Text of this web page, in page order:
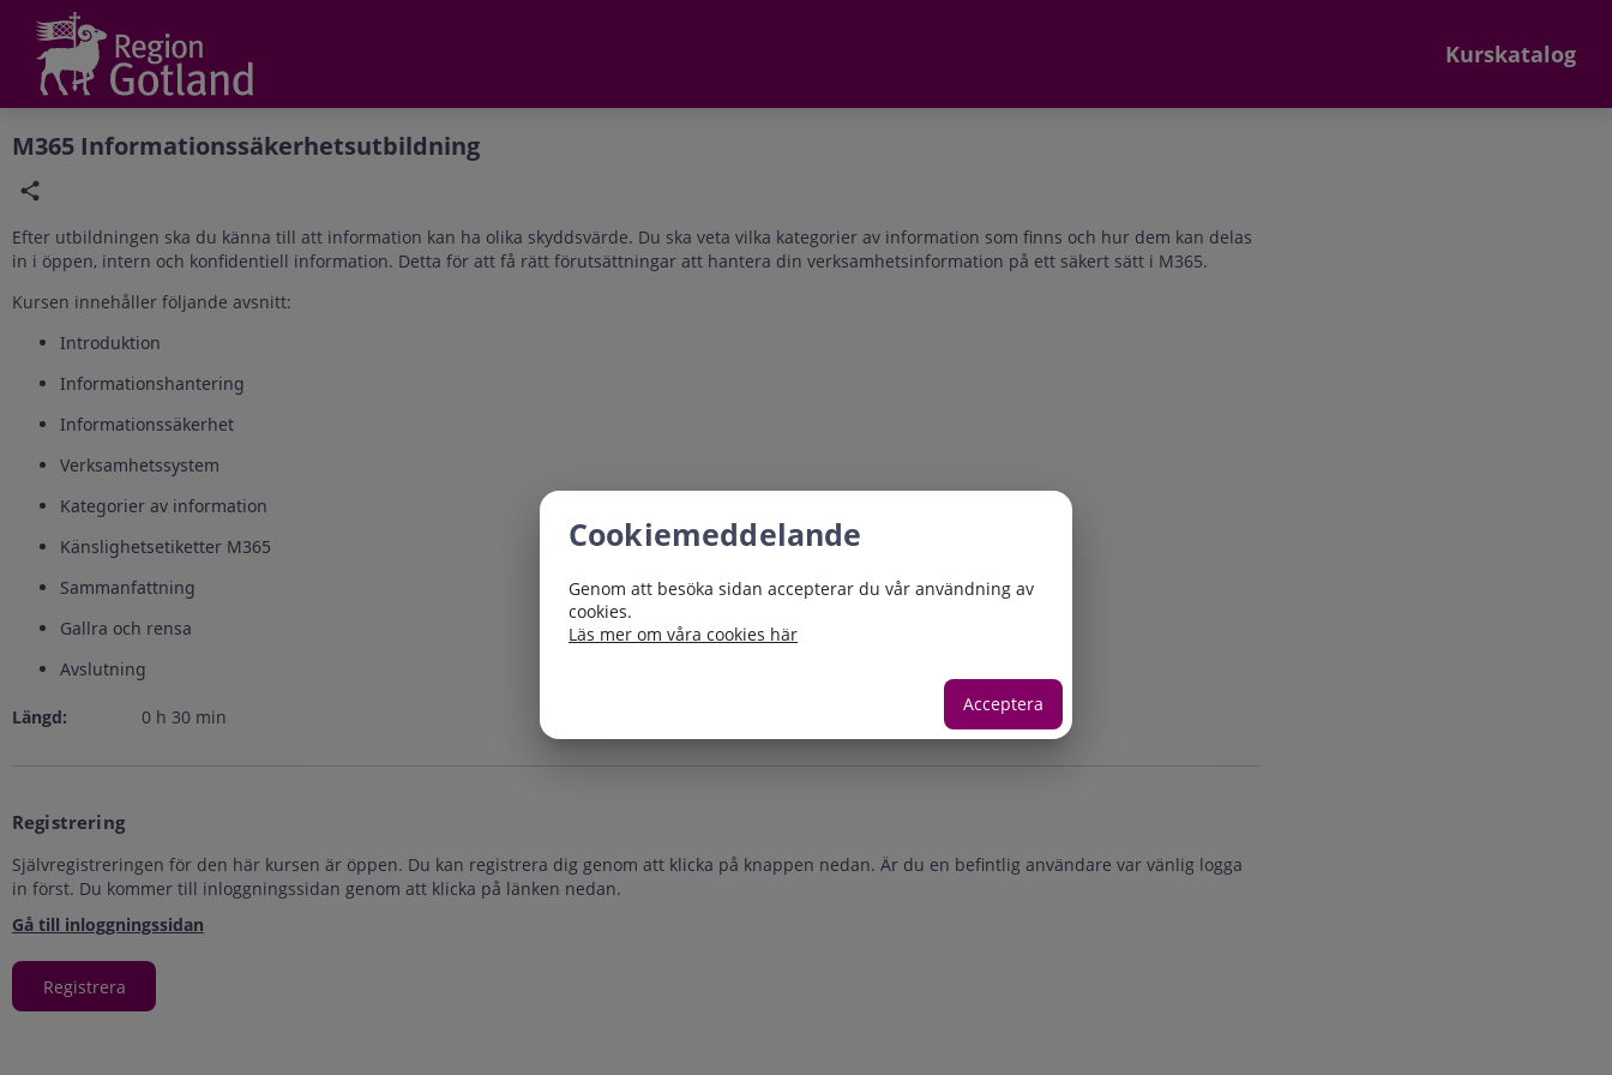
Grade
Portal
Kurskatalog
M365 Informationssäkerhetsutbildning
Efter utbildningen ska du känna till att information kan ha olika skyddsvärde. Du ska veta vilka kategorier av information som finns och hur dem kan delas
in i öppen, intern och konfidentiell information. Detta för att få rätt förutsättningar att hantera din verksamhetsinformation på ett säkert sätt i M365.
Kursen innehåller följande avsnitt:
Introduktion
Informationshantering
Informationssäkerhet
Verksamhetssystem
Kategorier av information
Känslighetsetiketter M365
Sammanfattning
Gallra och rensa
Avslutning
Längd: 0 h 30 min
Registrering
Självregistreringen för den här kursen är öppen. Du kan registrera dig genom att klicka på knappen nedan. Är du en befintlig användare var vänlig logga
in först. Du kommer till inloggningssidan genom att klicka på länken nedan.
Gå till inloggningssidan
Cookiemeddelande
Genom att besöka sidan accepterar du vår användning av
cookies.
Läs mer om våra cookies här
Acceptera